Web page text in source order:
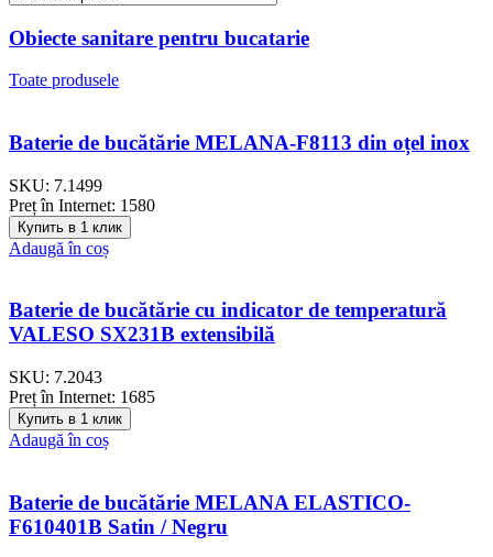
Obiecte sanitare pentru bucatarie
Toate produsele
Baterie de bucătărie MELANA-F8113 din oțel inox
SKU: 7.1499
Preț în Internet: 1580
Купить в 1 клик
Adaugă în coș
Baterie de bucătărie cu indicator de temperatură
VALESO SX231B extensibilă
SKU: 7.2043
Preț în Internet: 1685
Купить в 1 клик
Adaugă în coș
Baterie de bucătărie MELANA ELASTICO-
F610401B Satin / Negru